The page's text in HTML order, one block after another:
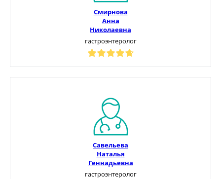
Смирнова
Анна
Николаевна
гастроэнтеролог
Савельева
Наталья
Геннадьевна
гастроэнтеролог